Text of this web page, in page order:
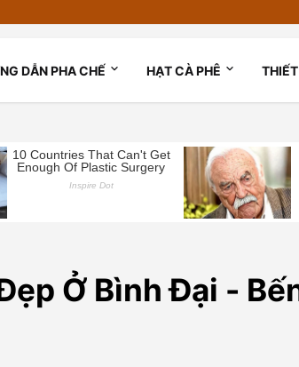
DẪN PHA CHẾ HẠT CÀ PHÊ
Ở Bình Đại -